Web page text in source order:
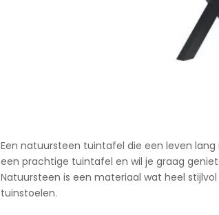
Een natuursteen tuintafel die een leven
een prachtige tuintafel en wil je graag
Natuursteen is een materiaal wat heel
tuinstoelen.